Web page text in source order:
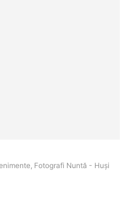
Fotografi Nuntă - Huşi